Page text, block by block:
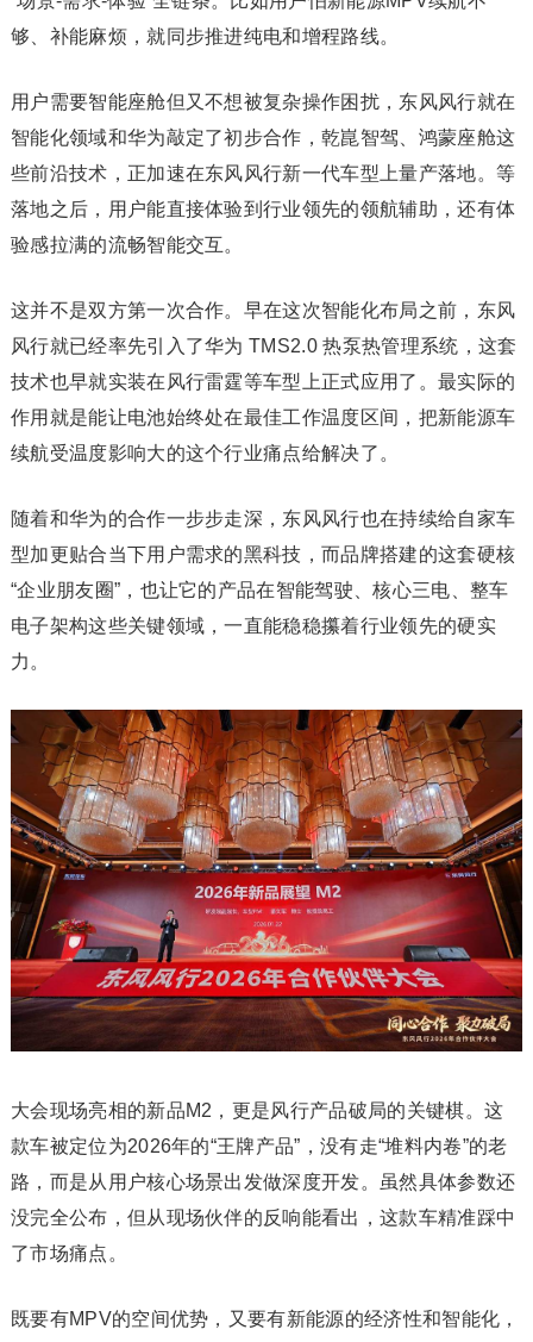
够、补能麻烦，就同步推进纯电和增程路线。
用户需要智能座舱但又不想被复杂操作困扰，东风风行就在
智能化领域和华为敲定了初步合作，乾崑智驾、鸿蒙座舱这
些前沿技术，正加速在东风风行新一代车型上量产落地。等
落地之后，用户能直接体验到行业领先的领航辅助，还有体
验感拉满的流畅智能交互。
这并不是双方第一次合作。早在这次智能化布局之前，东风
风行就已经率先引入了华为 TMS2.0 热泵热管理系统，这套
技术也早就实装在风行雷霆等车型上正式应用了。最实际的
作用就是能让电池始终处在最佳工作温度区间，把新能源车
续航受温度影响大的这个行业痛点给解决了。
随着和华为的合作一步步走深，东风风行也在持续给自家车
型加更贴合当下用户需求的黑科技，而品牌搭建的这套硬核
“企业朋友圈”，也让它的产品在智能驾驶、核心三电、整车
电子架构这些关键领域，一直能稳稳攥着行业领先的硬实
力。
大会现场亮相的新品M2，更是风行产品破局的关键棋。这
款车被定位为2026年的“王牌产品”，没有走“堆料内卷”的老
路，而是从用户核心场景出发做深度开发。虽然具体参数还
没完全公布，但从现场伙伴的反响能看出，这款车精准踩中
了市场痛点。
既要有MPV的空间优势，又要有新能源的经济性和智能化，